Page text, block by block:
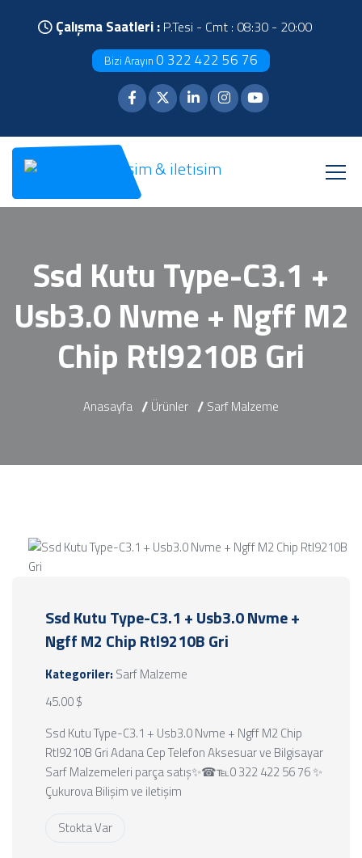
Çalışma Saatleri : P.Tesi - Cmt : 08:30 - 20:00
Bizi Arayın 0 322 422 56 76
Ssd Kutu Type-C3.1 +
Usb3.0 Nvme + Ngff M2
Chip Rtl9210B Gri
Anasayfa Ürünler Sarf Malzeme
Ssd Kutu Type-C3.1 + Usb3.0 Nvme +
Ngff M2 Chip Rtl9210B Gri
Kategoriler: Sarf Malzeme
45.00 $
Ssd Kutu Type-C3.1 + Usb3.0 Nvme + Ngff M2 Chip
Rtl9210B Gri Adana Cep Telefon Aksesuar ve Bilgisayar
Sarf Malzemeleri parça satış✨☎℡0 322 422 56 76 ✨
Çukurova Bilişim ve iletişim
Stokta Var